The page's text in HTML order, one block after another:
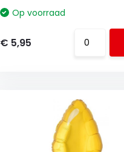
Op voorraad
€ 5,95